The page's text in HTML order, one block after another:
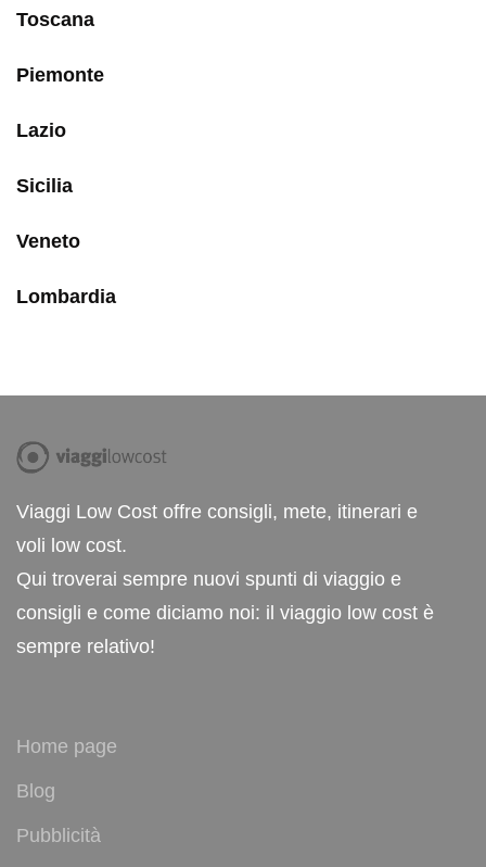
Toscana
Piemonte
Lazio
Sicilia
Veneto
Lombardia
Viaggi Low Cost offre consigli, mete, itinerari e
voli low cost.
Qui troverai sempre nuovi spunti di viaggio e
consigli e come diciamo noi: il viaggio low cost è
sempre relativo!
Home page
Blog
Pubblicità